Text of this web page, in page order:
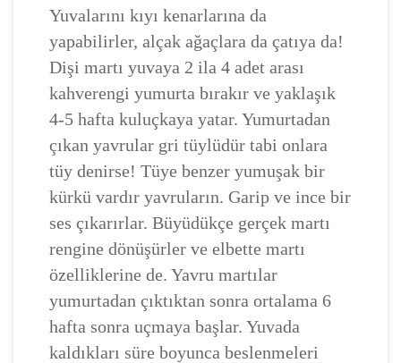
Yuvalarını kıyı kenarlarına da
yapabilirler, alçak ağaçlara da çatıya da!
Dişi martı yuvaya 2 ila 4 adet arası
kahverengi yumurta bırakır ve yaklaşık
4-5 hafta kuluçkaya yatar. Yumurtadan
çıkan yavrular gri tüylüdür tabi onlara
tüy denirse! Tüye benzer yumuşak bir
kürkü vardır yavruların. Garip ve ince bir
ses çıkarırlar. Büyüdükçe gerçek martı
rengine dönüşürler ve elbette martı
özelliklerine de. Yavru martılar
yumurtadan çıktıktan sonra ortalama 6
hafta sonra uçmaya başlar. Yuvada
kaldıkları süre boyunca beslenmeleri